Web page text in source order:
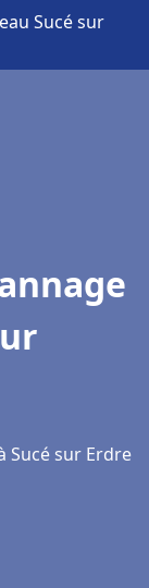
Sucé sur
sur Erdre